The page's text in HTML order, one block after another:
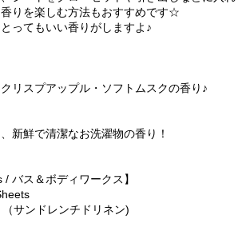
りを楽しむ方法もおすすめです☆
ってもいい香りがしますよ♪
リスプアップル・ソフトムスクの香り♪
新鮮で清潔なお洗濯物の香り！
/ バス＆ボディワークス】
サンドレンチドリネン)